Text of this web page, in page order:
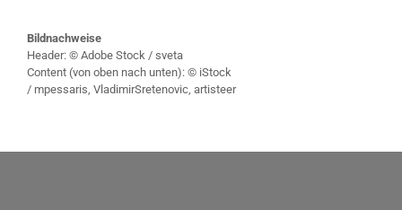
Bildnachweise
Header: © Adobe Stock / sveta
Content (von oben nach unten): © iStock
/ mpessaris, VladimirSretenovic, artisteer